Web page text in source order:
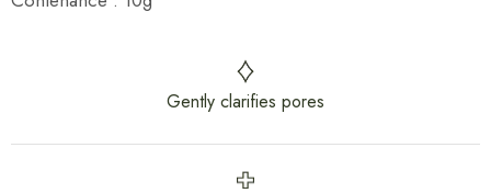
Gently clarifies pores